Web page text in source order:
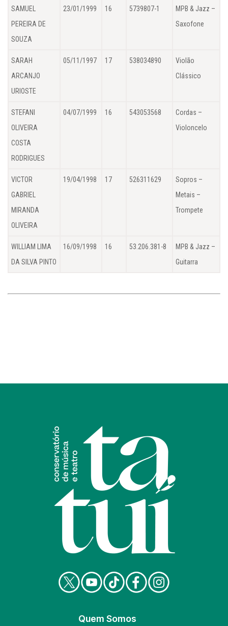
SAMUEL
PEREIRA DE
SOUZA
23/01/1999 16 5739807-1
MPB & Jazz –
Saxofone
SARAH
ARCANJO
URIOSTE
05/11/1997 17 538034890
Violão
Clássico
STEFANI
OLIVEIRA
COSTA
RODRIGUES
04/07/1999 16 543053568
Cordas –
Violoncelo
VICTOR
GABRIEL
MIRANDA
OLIVEIRA
19/04/1998 17 526311629
Sopros –
Metais –
Trompete
WILLIAM LIMA
DA SILVA PINTO
16/09/1998 16 53.206.381-8
MPB & Jazz –
Guitarra
Quem Somos